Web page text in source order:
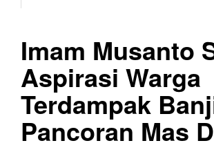
Imam Musanto
Aspirasi Warga
Terdampak
Pancoran Mas